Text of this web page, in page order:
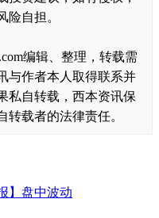
险自担。
编辑、整理，转载需
与作者本人取得联系并
私自转载，西本资讯保
转载者的法律责任。
】盘中波动